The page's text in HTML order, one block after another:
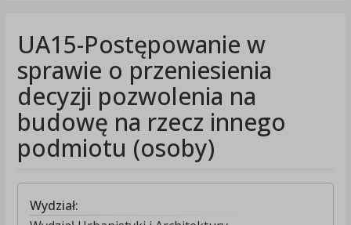
UA15-Postępowanie w
sprawie o przeniesienia
decyzji pozwolenia na
budowę na rzecz innego
podmiotu (osoby)
Wydział: